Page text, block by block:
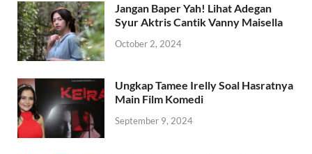
Jangan Baper Yah! Lihat Adegan
Syur Aktris Cantik Vanny Maisella
October 2, 2024
Ungkap Tamee Irelly Soal Hasratnya
Main Film Komedi
September 9, 2024